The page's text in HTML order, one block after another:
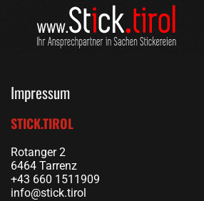
Impressum
STICK.TIROL
Rotanger 2
6464 Tarrenz
+43 660 1511909
info@stick.tirol